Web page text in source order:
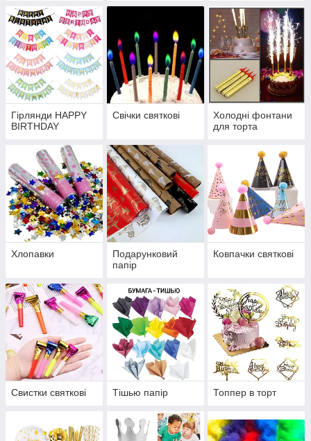
Гірлянди HAPPY
BIRTHDAY
Свічки святкові
Холодні фонтани
для торта
Хлопавки
Подарунковий
папір
Ковпачки святкові
Свистки святкові Тішью папір Топпер в торт